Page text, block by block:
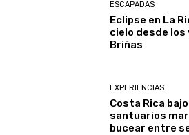
ESCAPADAS
Eclipse en La
cielo desde los
Briñas
EXPERIENCIAS
Costa Rica
santuarios
bucear entre